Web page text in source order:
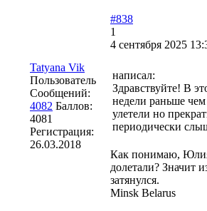
Tatyana Vik
Пользователь
Сообщений:
4082 Баллов:
4081
Регистрация:
26.03.2018
#838
1
4 сентября 2025
написал:
Здравствуйте! В
недели раньше
улетели но
периодически
Как понимаю,
долетали? Значит
затянулся.
Minsk Belarus